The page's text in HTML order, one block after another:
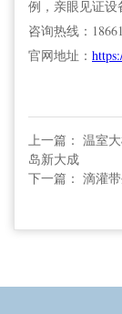
例，亲眼见证设
咨询热线：
官网地址：
上一篇： 温室
岛新大成
下一篇： 滴灌